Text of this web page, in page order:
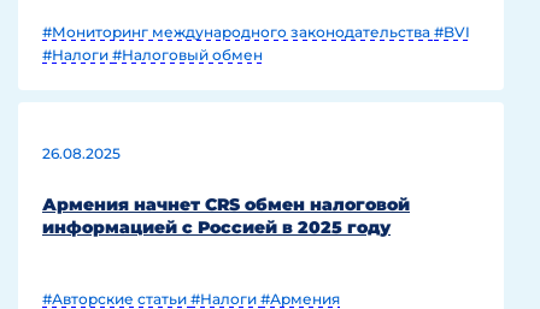
#Мониторинг международного законодательства #BVI
#Налоги #Налоговый обмен
26.08.2025
Армения начнет CRS обмен налоговой
информацией с Россией в 2025 году
#Авторские статьи #Налоги #Армения